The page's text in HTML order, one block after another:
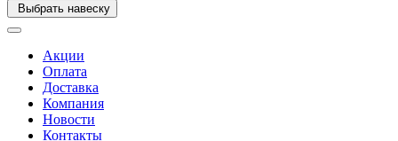
Выбрать навеску
Акции
Оплата
Доставка
Компания
Новости
Контакты